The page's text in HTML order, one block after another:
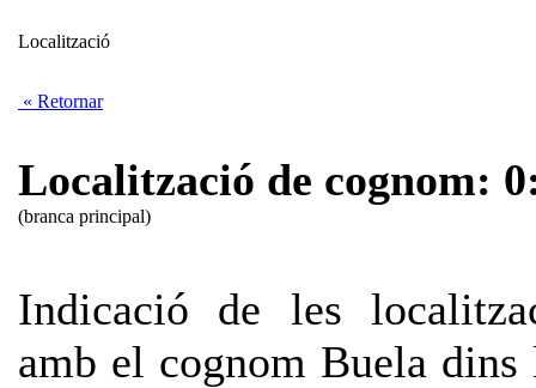
Localització
« Retornar
Localització de cognom:
(branca principal)
Indicació de les
amb el cognom Buela